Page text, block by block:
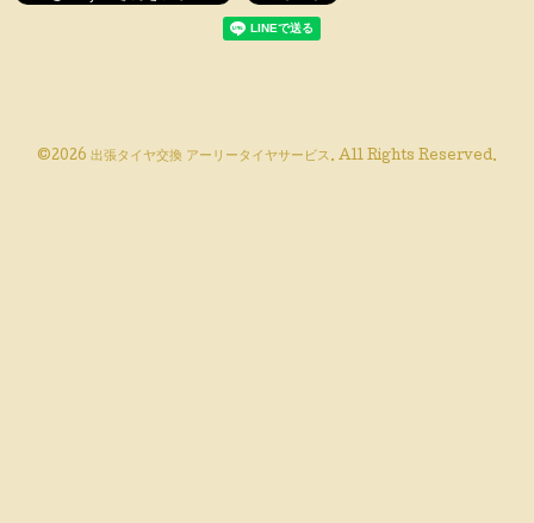
©2026 出張タイヤ交換 アーリータイヤサービス. All Rights Reserved.